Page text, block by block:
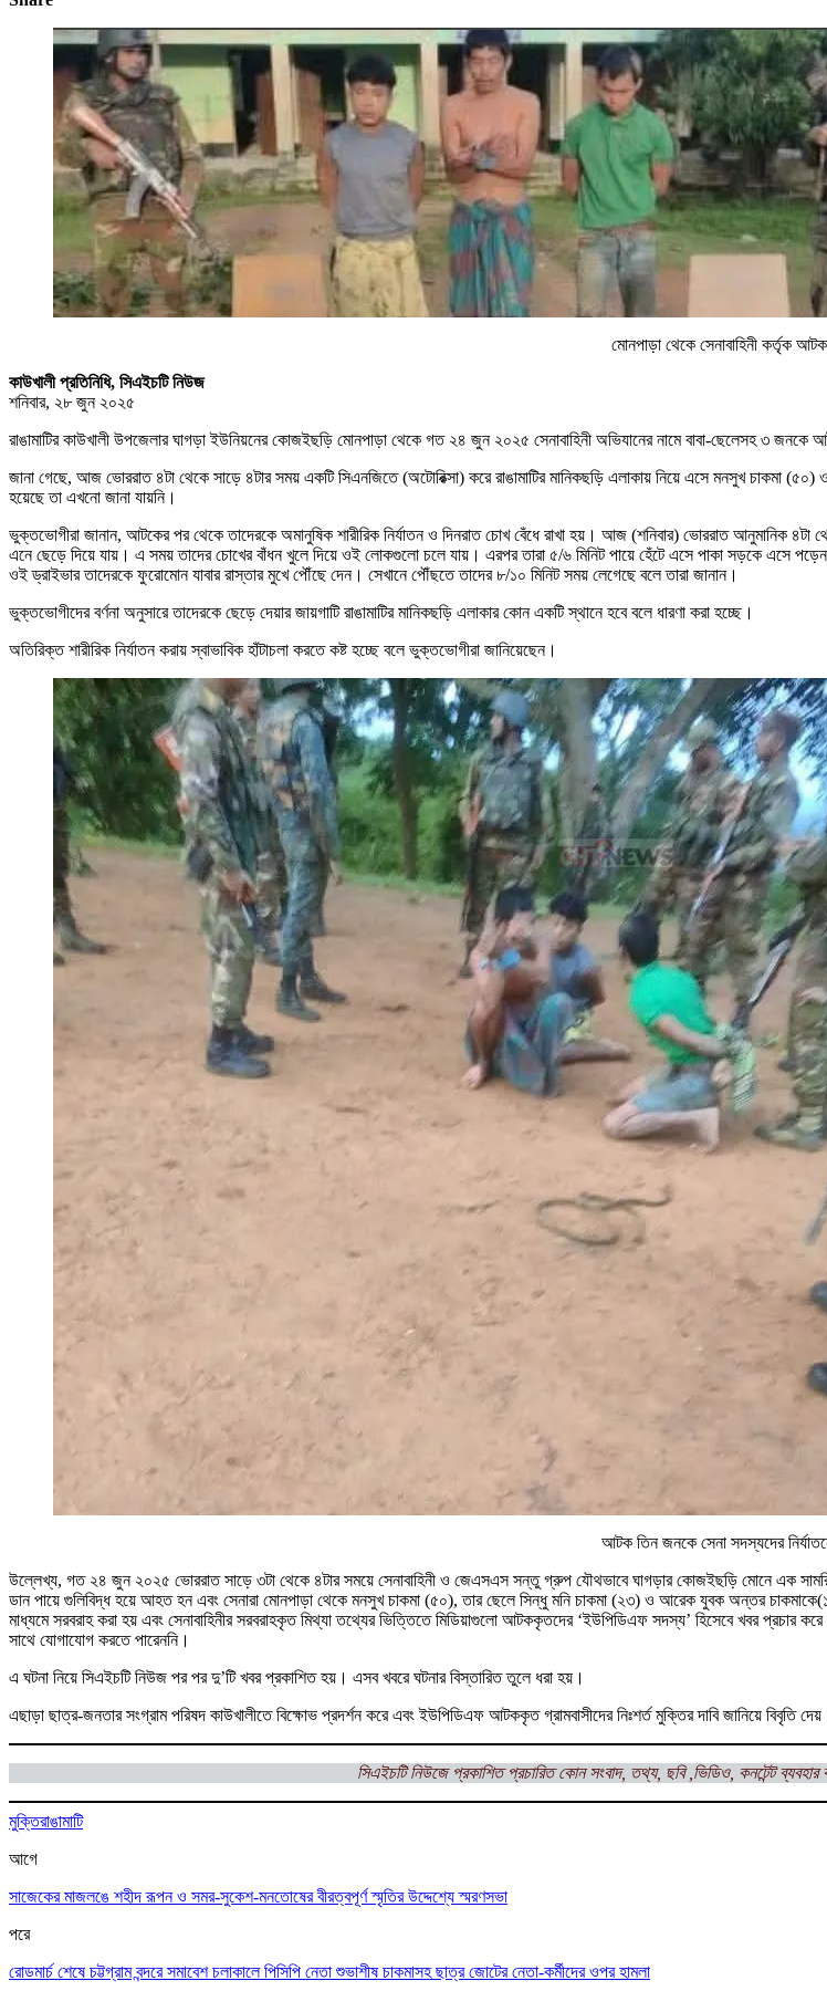
মোনপাড়া থেকে সেনাবাহিনী কর্তৃক
কাউখালী প্রতিনিধি, সিএইচটি নিউজ
শনিবার, ২৮ জুন ২০২৫
রাঙামাটির কাউখালী উপজেলার ঘাগড়া ইউনিয়নের কোজইছড়ি মোনপাড়া থেকে গত ২৪ জুন ২০২৫ সেনাবাহিনী অভিযানের নামে বাবা-ছেলেসহ ৩
জানা গেছে, আজ ভোররাত ৪টা থেকে সাড়ে ৪টার সময় একটি সিএনজিতে (অটোরিক্সা) করে রাঙামাটির মানিকছড়ি এলাকায় নিয়ে এসে মনসুখ চাকমা
হয়েছে তা এখনো জানা যায়নি।
ভুক্তভোগীরা জানান, আটকের পর থেকে তাদেরকে অমানুষিক শারীরিক নির্যাতন ও দিনরাত চোখ বেঁধে রাখা হয়। আজ (শনিবার) ভোররাত আনুমানিক ৪টা
এনে ছেড়ে দিয়ে যায়। এ সময় তাদের চোখের বাঁধন খুলে দিয়ে ওই লোকগুলো চলে যায়। এরপর তারা ৫/৬ মিনিট পায়ে হেঁটে এসে পাকা সড়কে এসে
ওই ড্রাইভার তাদেরকে ফুরোমোন যাবার রাস্তার মুখে পৌঁছে দেন। সেখানে পৌঁছতে তাদের ৮/১০ মিনিট সময় লেগেছে বলে তারা জানান।
ভুক্তভোগীদের বর্ণনা অনুসারে তাদেরকে ছেড়ে দেয়ার জায়গাটি রাঙামাটির মানিকছড়ি এলাকার কোন একটি স্থানে হবে বলে ধারণা করা হচ্ছে।
অতিরিক্ত শারীরিক নির্যাতন করায় স্বাভাবিক হাঁটাচলা করতে কষ্ট হচ্ছে বলে ভুক্তভোগীরা জানিয়েছেন।
আটক তিন জনকে সেনা সদস্যদের
উল্লেখ্য, গত ২৪ জুন ২০২৫ ভোররাত সাড়ে ৩টা থেকে ৪টার সময়ে সেনাবাহিনী ও জেএসএস সন্তু গ্রুপ যৌথভাবে ঘাগড়ার কোজইছড়ি মোনে এক
ডান পায়ে গুলিবিদ্ধ হয়ে আহত হন এবং সেনারা মোনপাড়া থেকে মনসুখ চাকমা (৫০), তার ছেলে সিন্ধু মনি চাকমা (২৩) ও আরেক যুবক অন্তর
মাধ্যমে সরবরাহ করা হয় এবং সেনাবাহিনীর সরবরাহকৃত মিথ্যা তথ্যের ভিত্তিতে মিডিয়াগুলো আটককৃতদের ‘ইউপিডিএফ সদস্য’ হিসেবে খবর প্রচার
সাথে যোগাযোগ করতে পারেননি।
এ ঘটনা নিয়ে সিএইচটি নিউজ পর পর দু’টি খবর প্রকাশিত হয়। এসব খবরে ঘটনার বিস্তারিত তুলে ধরা হয়।
এছাড়া ছাত্র-জনতার সংগ্রাম পরিষদ কাউখালীতে বিক্ষোভ প্রদর্শন করে এবং ইউপিডিএফ আটককৃত গ্রামবাসীদের নিঃশর্ত মুক্তির দাবি জানিয়ে বিবৃতি
সিএইচটি নিউজে প্রকাশিত প্রচারিত কোন সংবাদ, তথ্য, ছবি ,ভিডিও, কনটেন্ট
মুক্তিরাঙামাটি
আগে
সাজেকের মাজলঙে শহীদ রূপন ও সমর-সুকেশ-মনতোষের বীরত্বপূর্ণ স্মৃতির উদ্দেশ্যে স্মরণসভা
পরে
রোডমার্চ শেষে চট্টগ্রাম বন্দরে সমাবেশ চলাকালে পিসিপি নেতা শুভাশীষ চাকমাসহ ছাত্র জোটের নেতা-কর্মীদের ওপর হামলা